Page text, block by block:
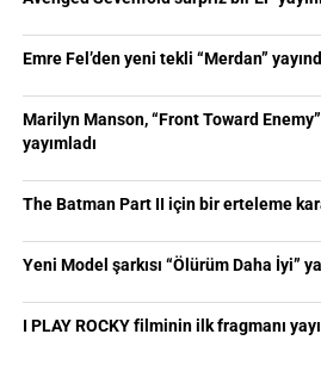
Emre Fel’den yeni tekli “Merdan”
Marilyn Manson, “Front Toward
yayımladı
The Batman Part II için bir erteleme
Yeni Model şarkısı “Ölürüm Daha İyi”
I PLAY ROCKY filminin ilk fragmanı